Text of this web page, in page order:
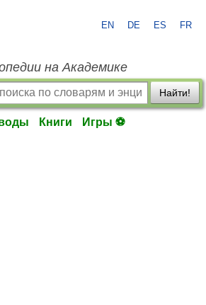
EN DE ES FR
на Академике
Найти!
Книги Игры ⚽